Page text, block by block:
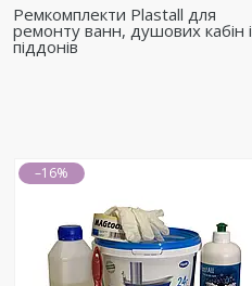
Ремкомплекти Plastall для
ремонту ванн, душових кабін і
піддонів
–16%